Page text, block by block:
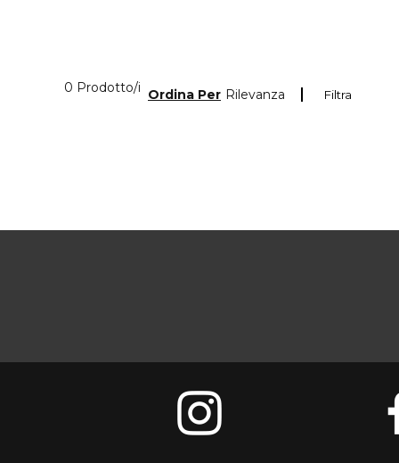
0 Prodotto/i 0 Prodotti visualizzati Filtra
Ordina Per Rilevanza